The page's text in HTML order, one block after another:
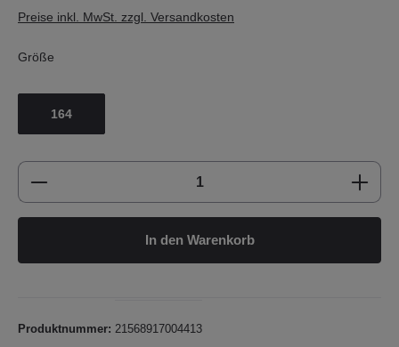
Preise inkl. MwSt. zzgl. Versandkosten
Größe
164
Produkt Anzahl: Gib den gewünschten
In den Warenkorb
Produktnummer: 21568917004413